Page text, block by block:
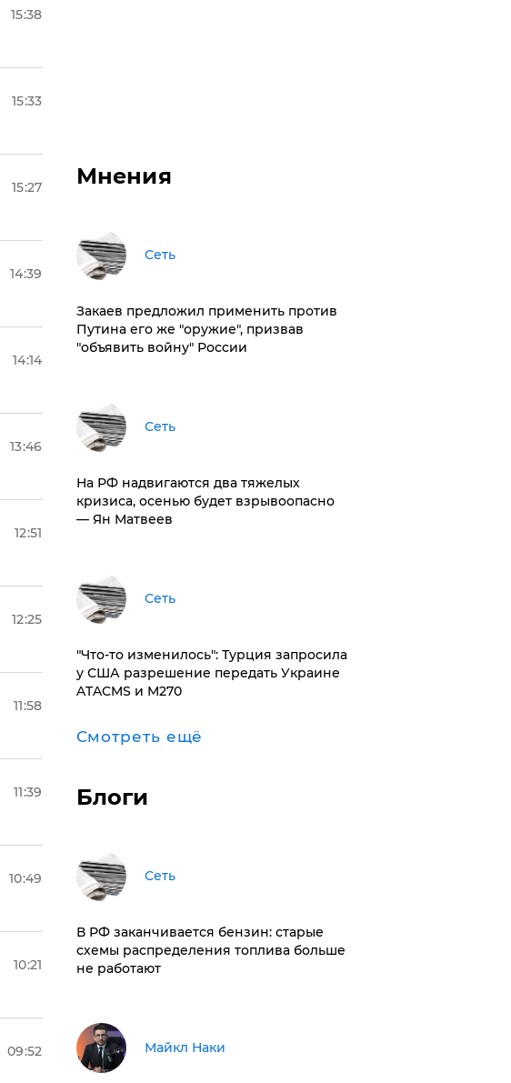
15:38
15:33
15:27
14:39
14:14
13:46
12:51
12:25
11:58
11:39
10:49
10:21
09:52
Мнения
Сеть
Закаев предложил применить против
Путина его же "оружие", призвав
"объявить войну" России
Сеть
На РФ надвигаются два тяжелых
кризиса, осенью будет взрывоопасно
— Ян Матвеев
Сеть
​"Что-то изменилось": Турция запросила
у США разрешение передать Украине
ATACMS и M270
Смотреть ещё
Блоги
Сеть
​В РФ заканчивается бензин: старые
схемы распределения топлива больше
не работают
Майкл Наки